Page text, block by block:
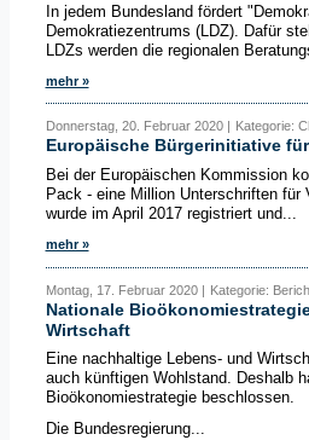
In jedem Bundesland fördert
Demokratiezentrums (LDZ). Dafür
LDZs werden die regionalen
mehr »
Donnerstag, 20. Februar 2020 | Kategorie:
Europäische Bürgerinitiative
Bei der Europäischen Kommission
Pack - eine Million Unterschriften
wurde im April 2017 registriert und...
mehr »
Montag, 17. Februar 2020 | Kategorie:
Nationale
Wirtschaft
Eine nachhaltige Lebens- und
auch künftigen Wohlstand. Deshalb
Bioökonomiestrategie beschlossen.
Die Bundesregierung...